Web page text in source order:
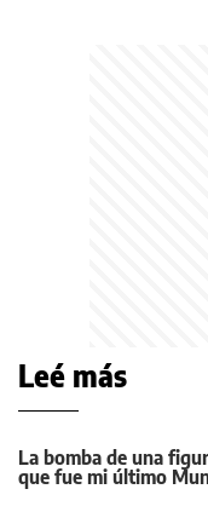
Leé más
La bomba de una
que fue mi último